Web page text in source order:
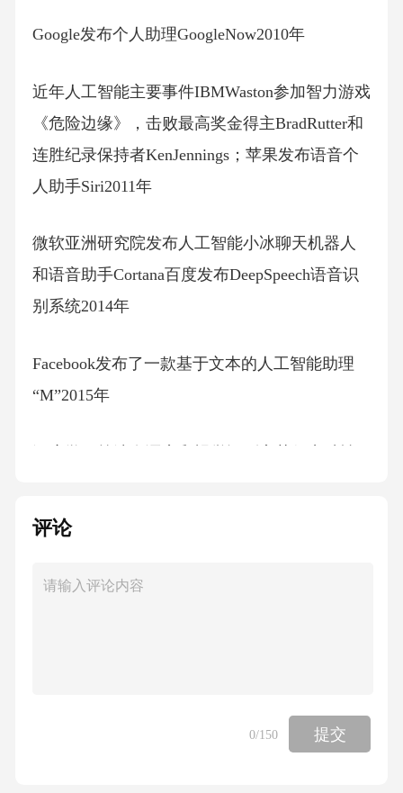
Google发布个人助理GoogleNow2010年
近年人工智能主要事件IBMWaston参加智力游戏
《危险边缘》，击败最高奖金得主BradRutter和
连胜纪录保持者KenJennings；苹果发布语音个
人助手Siri2011年
微软亚洲研究院发布人工智能小冰聊天机器人
和语音助手Cortana百度发布DeepSpeech语音识
别系统2014年
Facebook发布了一款基于文本的人工智能助理
“M”2015年
近年人工智能主要事件GoogleAlphaGo以比分4:1
等组件百度AI开发者大会正式发布Dueros语音
系统，无人驾驶平台Apollo1.0自动驾驶平台华
评论
0/150 提交